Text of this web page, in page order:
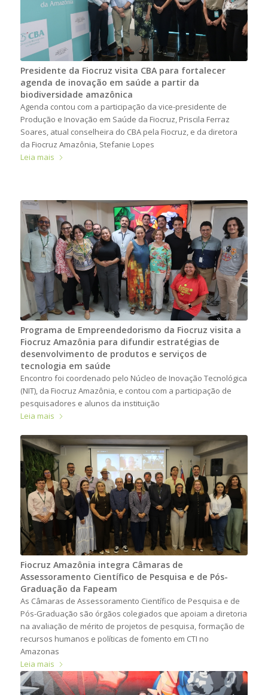
Presidente da Fiocruz visita CBA para fortalecer
agenda de inovação em saúde a partir da
biodiversidade amazônica
Agenda contou com a participação da vice-presidente de
Produção e Inovação em Saúde da Fiocruz, Priscila Ferraz
Soares, atual conselheira do CBA pela Fiocruz, e da diretora
da Fiocruz Amazônia, Stefanie Lopes
Leia mais
Programa de Empreendedorismo da Fiocruz visita a
Fiocruz Amazônia para difundir estratégias de
desenvolvimento de produtos e serviços de
tecnologia em saúde
Encontro foi coordenado pelo Núcleo de Inovação Tecnológica
(NIT), da Fiocruz Amazônia, e contou com a participação de
pesquisadores e alunos da instituição
Leia mais
Fiocruz Amazônia integra Câmaras de
Assessoramento Científico de Pesquisa e de Pós-
Graduação da Fapeam
As Câmaras de Assessoramento Científico de Pesquisa e de
Pós-Graduação são órgãos colegiados que apoiam a diretoria
na avaliação de mérito de projetos de pesquisa, formação de
recursos humanos e políticas de fomento em CTI no
Amazonas
Leia mais